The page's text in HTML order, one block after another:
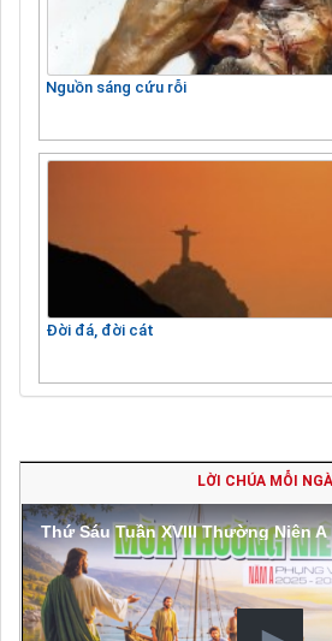
Nguồn sáng cứu rỗi
Đời đá, đời cát
LỜI CHÚA MỖI
Thứ Sáu Tuần XVIII Thường Niên A